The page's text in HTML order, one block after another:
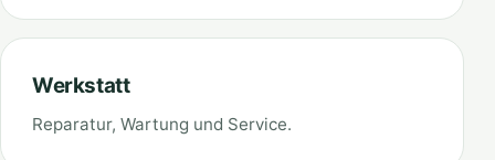
Werkstatt
Reparatur, Wartung und Service.